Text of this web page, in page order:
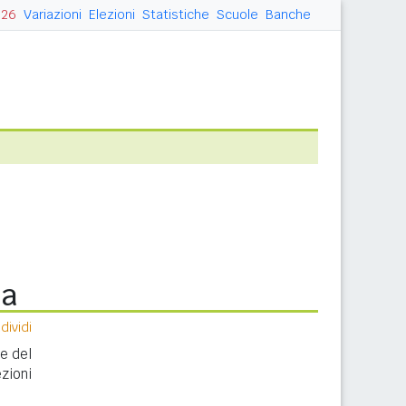
Variazioni Elezioni Statistiche Scuole Banche
del